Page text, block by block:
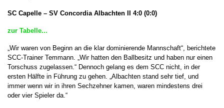
SC Capelle – SV Concordia Albachten II 4:0 (0:0)
zur Tabelle...
„Wir waren von Beginn an die klar dominierende Mannschaft“, berichtete
SCC-Trainer Temmann. „Wir hatten den Ballbesitz und haben nur einen
Torschuss zugelassen.“ Dennoch gelang es dem SCC nicht, in der
ersten Hälfte in Führung zu gehen. „Albachten stand sehr tief, und
immer wenn wir in ihren Sechzehner kamen, waren mindestens drei
oder vier Spieler da.“